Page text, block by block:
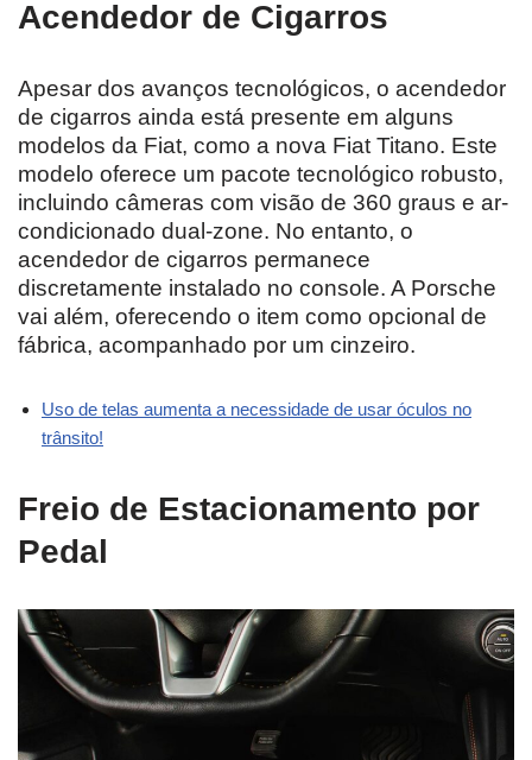
Acendedor de Cigarros
Apesar dos avanços tecnológicos, o acendedor
de cigarros ainda está presente em alguns
modelos da Fiat, como a nova Fiat Titano. Este
modelo oferece um pacote tecnológico robusto,
incluindo câmeras com visão de 360 graus e ar-
condicionado dual-zone. No entanto, o
acendedor de cigarros permanece
discretamente instalado no console. A Porsche
vai além, oferecendo o item como opcional de
fábrica, acompanhado por um cinzeiro.
Uso de telas aumenta a necessidade de usar óculos no
trânsito!
Freio de Estacionamento por
Pedal